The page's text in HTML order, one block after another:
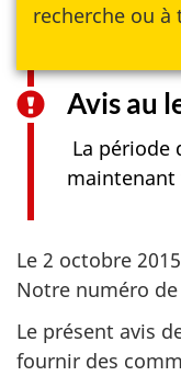
recherche ou à
Avis au
La période
maintenant
Le 2 octobre 2015
Notre numéro de
Le présent avis
fournir des